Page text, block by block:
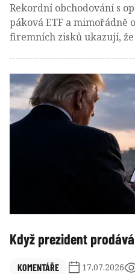
Rekordní obchodování s
páková ETF a mimořádně
firemních zisků ukazují,
akciových trhů bude
korekci zároveň značný
Když prezident
KOMENTÁŘE 17.07.2026